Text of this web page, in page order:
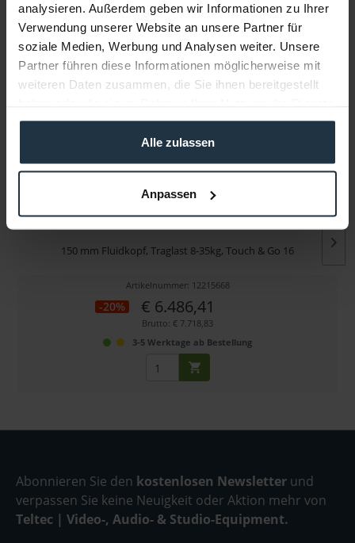
analysieren. Außerdem geben wir Informationen zu Ihrer
Verwendung unserer Website an unsere Partner für
soziale Medien, Werbung und Analysen weiter. Unsere
Partner führen diese Informationen möglicherweise mit
weiteren Daten zusammen, die Sie ihnen bereitgestellt
gesammelt haben.
Alle zulassen
Anpassen
Folgende Infos zum Hersteller sind verfübar......mehr
Weitere Artikel von Sachtler ansehen
Sachtler Video 25 Plus
150 mm Fluidkopf, Traglast 8-35kg, Touch & Go 16
Artikelnummer: 12215668
-20% € 6.486,41
Brutto: € 7.718,83
3-5 Werktage ab Bestellung
Abonnieren Sie den kostenlosen Newsletter und
verpassen Sie keine Neuigkeit oder Aktion mehr von
Teltec | Video-, Audio- & Studio-Equipment.